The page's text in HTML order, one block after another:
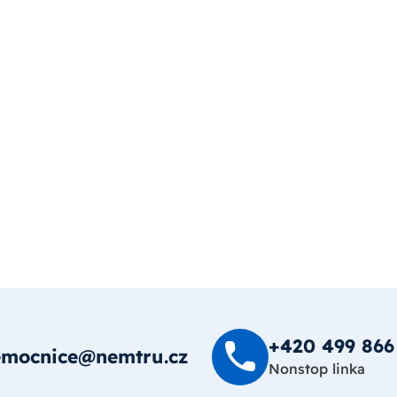
+420 499
Nonstop linka